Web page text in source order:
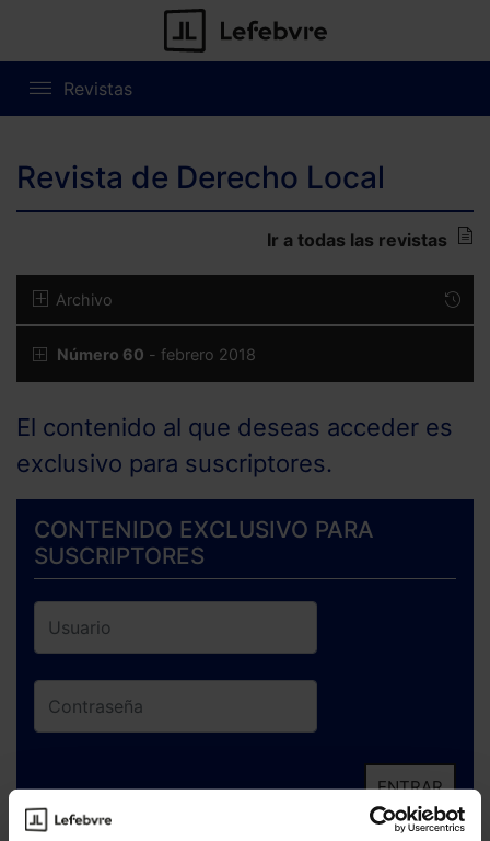
Revistas
Revista de Derecho Local
Ir a todas las revistas
Archivo
Número 60 - febrero 2018
El contenido al que deseas acceder es
exclusivo para suscriptores.
CONTENIDO EXCLUSIVO PARA
SUSCRIPTORES
ENTRAR